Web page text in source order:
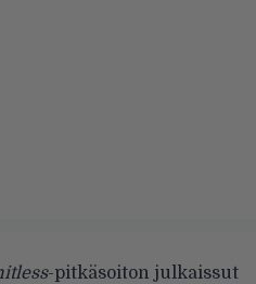
-pitkäsoiton julkaissut